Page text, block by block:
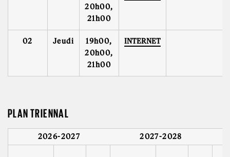
20h00,
21h00
02 Jeudi
19h00,
20h00,
21h00
INTERNET
PLAN TRIENNAL
2026-2027 2027-2028